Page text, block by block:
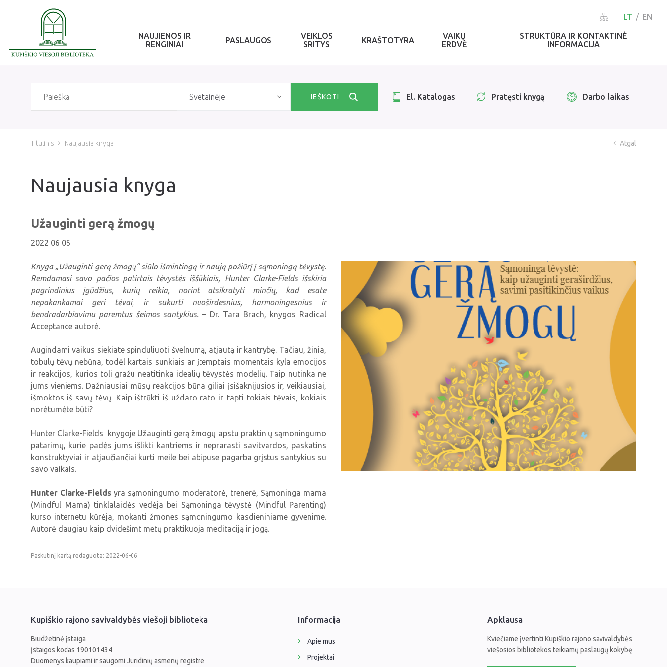
LT EN
NAUJIENOS IR
RENGINIAI
PASLAUGOS
VEIKLOS
SRITYS
KRAŠTOTYRA
VAIKŲ
ERDVĖ
STRUKTŪRA IR KONTAKTINĖ
INFORMACIJA
Svetainėje IEŠKOTI El. Katalogas Pratęsti knygą Darbo laikas
Titulinis Naujausia knyga Atgal
Naujausia knyga
Užauginti gerą žmogų
2022 06 06
Knyga „Užauginti gerą žmogų“ siūlo išmintingą ir naują požiūrį į sąmoningą tėvystę.
Remdamasi savo pačios patirtais tėvystės iššūkiais, Hunter Clarke-Fields išskiria
pagrindinius įgūdžius, kurių reikia, norint atsikratyti minčių, kad esate
nepakankamai geri tėvai, ir sukurti nuoširdesnius, harmoningesnius ir
bendradarbiavimu paremtus šeimos santykius. – Dr. Tara Brach, knygos Radical
Acceptance autorė.
Augindami vaikus siekiate spinduliuoti švelnumą, atjautą ir kantrybę. Tačiau, žinia,
tobulų tėvų nebūna, todėl kartais sunkiais ar įtemptais momentais kyla emocijos
ir reakcijos, kurios toli gražu neatitinka idealių tėvystės modelių. Taip nutinka ne
jums vieniems. Dažniausiai mūsų reakcijos būna giliai įsišaknijusios ir, veikiausiai,
išmoktos iš savų tėvų. Kaip ištrūkti iš uždaro rato ir tapti tokiais tėvais, kokiais
norėtumėte būti?
Hunter Clarke-Fields knygoje Užauginti gerą žmogų apstu praktinių sąmoningumo
patarimų, kurie padės jums išlikti kantriems ir neprarasti savitvardos, paskatins
konstruktyviai ir atjaučiančiai kurti meile bei abipuse pagarba grįstus santykius su
savo vaikais.
Hunter Clarke-Fields yra sąmoningumo moderatorė, trenerė, Sąmoninga mama
(Mindful Mama) tinklalaidės vedėja bei Sąmoninga tėvystė (Mindful Parenting)
kurso internetu kūrėja, mokanti žmones sąmoningumo kasdieniniame gyvenime.
Autorė daugiau kaip dvidešimt metų praktikuoja meditaciją ir jogą.
Paskutinį kartą redaguota: 2022-06-06
Kupiškio rajono savivaldybės viešoji biblioteka
Biudžetinė įstaiga
Įstaigos kodas 190101434
Duomenys kaupiami ir saugomi Juridinių asmenų registre
Informacija
Apie mus
Projektai
Apklausa
Kviečiame įvertinti Kupiškio rajono savivaldybės
viešosios bibliotekos teikiamų paslaugų kokybę